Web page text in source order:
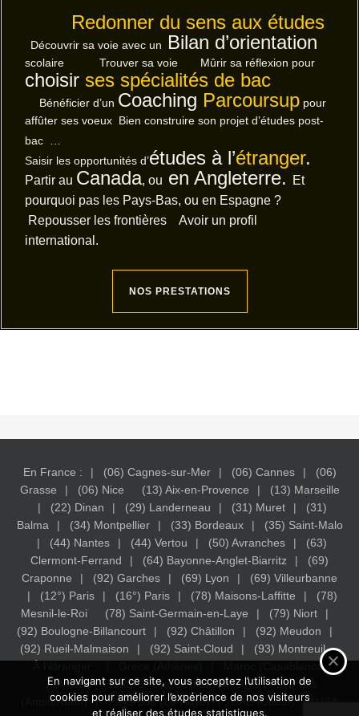
Redonner du sens aux études
Découvrir sa voie avec un Bilan d’orientation
scolaire Trouver sa voie Mûrir sa réflexion pour
choisir ses spécialités de bac
Bénéficier d’un Coaching Parcoursup pour
affûter ses voeux Bien construire son projet d’études post-
bac …
Saisir les opportunités d’études à l’étranger.
Partir au Canada, ou en Angleterre.
Et
pourquoi pas les Pays-Bas, ou en Espagne ?
Repousser les frontières Avoir un profil
international.
NOS PRESTATIONS
En France : (06) Cagnes-sur-Mer (06) Cannes
(06)
Grasse
(06) Nice (13) Aix-en-Provence
(13) Marseille
(22) Dinan
(29) Landerneau (31) Muret
(31)
Balma
(34) Montpellier (33) Bordeaux
(35) Saint-Malo
(44) Nantes
(44) Vertou (50) Avranches
(63)
Clermont-Ferrand
(64) Bayonne-Anglet-Biarritz
(69)
Craponne
(92) Garches (69) Lyon
(69) Villeurbanne
(12°) Paris
(16°) Paris (78) Maisons-Laffitte
(78)
Mesnil-le-Roi
(78) Saint-Germain-en-Laye
(79) Niort
(92) Boulogne-Billancourt
(92) Châtillon
(92) Meudon
(92) Rueil-Malmaison
(92) Saint-Cloud
(93) Montreuil
Maroc (Casablanca)
Maroc (Rabat)
Maroc (Marrakech)
Pays-Bas
(Amsterdam)
Pays-Bas (La Haye) UAE (Dubaï)
En navigant sur ce site, vous acceptez l’utilisation de
cookies pour améliorer l’expérience de nos visiteurs
et réaliser des études statistiques.